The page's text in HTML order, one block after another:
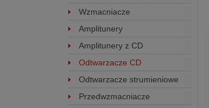
Wzmacniacze
Amplitunery
Amplitunery z CD
Odtwarzacze CD
Odtwarzacze strumieniowe
Przedwzmacniacze